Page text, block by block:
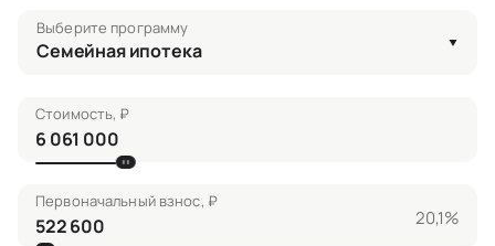
Выберите программу
Семейная ипотека
Стоимость, ₽
Первоначальный взнос, ₽
20,1%